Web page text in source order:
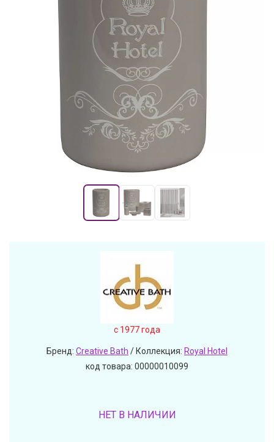
c 1977 года
Бренд: Creative Bath / Коллекция: Royal Hotel
код товара: 00000010099
НЕТ В НАЛИЧИИ